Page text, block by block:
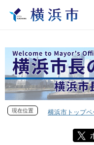
現在位置
横浜市トップペ
フォトダイアリー 2023年度